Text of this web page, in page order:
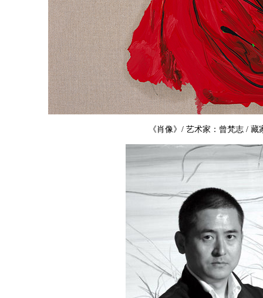
《肖像》/ 艺术家：曾梵志 / 藏